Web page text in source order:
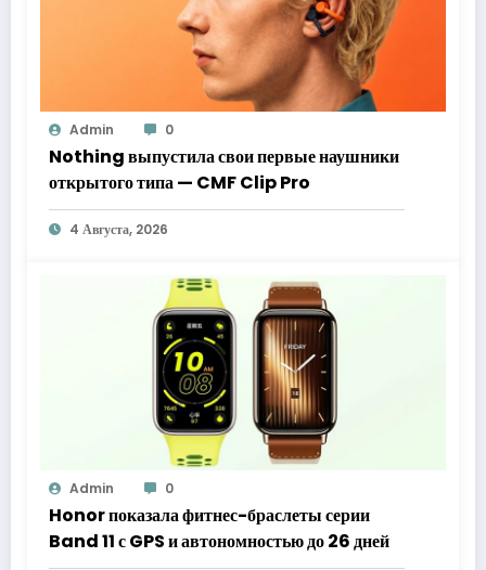
Admin 0
Nothing выпустила свои первые наушники
открытого типа — CMF Clip Pro
4 Августа, 2026
Admin 0
Honor показала фитнес-браслеты серии
Band 11 с GPS и автономностью до 26 дней